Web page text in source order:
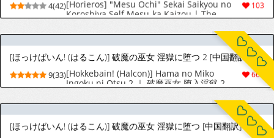
[ほっけばいん! (はるこん)] 破魔の巫女 淫獄に堕つ [中国翻訳]
553
9(33)[Hokkebain! (Halcon)] Hama no Miko
Ingoku ni Otsu ｜ 破魔巫女 堕入淫狱
[Chinese] [自給自足君]
[科Y総研] 不死刑2.2